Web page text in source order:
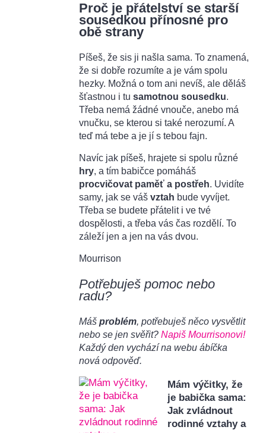
Proč je přátelství se starší
sousedkou přínosné pro
obě strany
Píšeš, že sis ji našla sama. To znamená,
že si dobře rozumíte a je vám spolu
hezky. Možná o tom ani nevíš, ale děláš
šťastnou i tu samotnou sousedku.
Třeba nemá žádné vnouče, anebo má
vnučku, se kterou si také nerozumí. A
teď má tebe a je jí s tebou fajn.
Navíc jak píšeš, hrajete si spolu různé
hry, a tím babičce pomáháš
procvičovat paměť a postřeh. Uvidíte
samy, jak se váš vztah bude vyvíjet.
Třeba se budete přátelit i ve tvé
dospělosti, a třeba vás čas rozdělí. To
záleží jen a jen na vás dvou.
Mourrison
Potřebuješ pomoc nebo
radu?
Máš problém, potřebuješ něco vysvětlit
nebo se jen svěřit? Napiš Mourrisonovi!
Každý den vychází na webu ábíčka
nová odpověď.
Mám výčitky, že
je babička sama:
Jak zvládnout
rodinné vztahy a